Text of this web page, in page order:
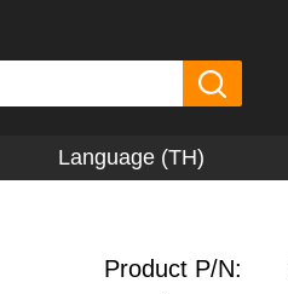
Language (TH)
Product P/N: